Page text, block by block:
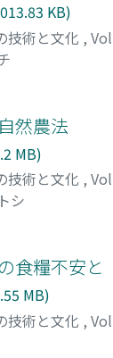
KB)
技術と文化 ,
然農法
MB)
技術と文化 ,
シ
食糧不安と
MB)
技術と文化 ,